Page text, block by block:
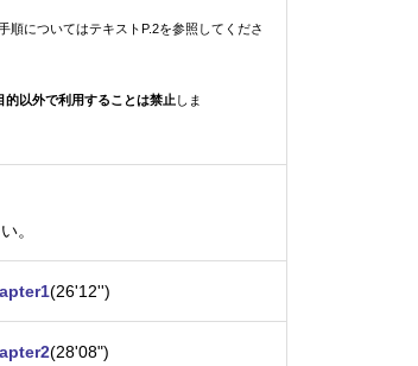
についてはテキストP.2を参照してくださ
的以外で利用することは禁止 しま
さい。
(26'12'')
(28'08")